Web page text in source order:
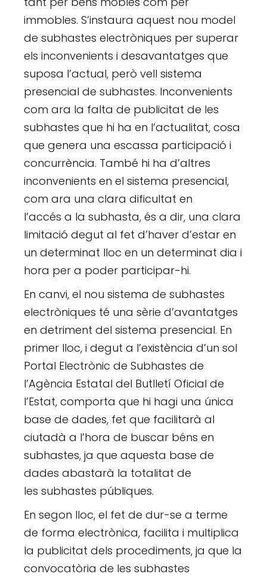
immobles. S’instaura aquest nou model
de subhastes electròniques per superar
els inconvenients i desavantatges que
suposa l’actual, però vell sistema
presencial de subhastes. Inconvenients
com ara la falta de publicitat de les
subhastes que hi ha en l’actualitat, cosa
que genera una escassa participació i
concurrència. També hi ha d’altres
inconvenients en el sistema presencial,
com ara una clara dificultat en
l’accés a la subhasta, és a dir, una clara
limitació degut al fet d’haver d’estar en
un determinat lloc en un determinat dia i
hora per a poder participar-hi.
En canvi, el nou sistema de subhastes
electròniques té una sèrie d’avantatges
en detriment del sistema presencial. En
primer lloc, i degut a l’existència d’un sol
Portal Electrònic de Subhastes de
l’Agència Estatal del Butlletí Oficial de
l’Estat, comporta que hi hagi una única
base de dades, fet que facilitarà al
ciutadà a l’hora de buscar béns en
subhastes, ja que aquesta base de
dades abastarà la totalitat de
les subhastes públiques.
En segon lloc, el fet de dur-se a terme
de forma electrònica, facilita i multiplica
la publicitat dels procediments, ja que la
convocatòria de les subhastes